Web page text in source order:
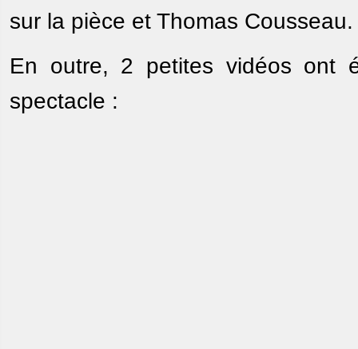
sur la pièce et Thomas Cousseau.
En outre, 2 petites vidéos ont
spectacle :